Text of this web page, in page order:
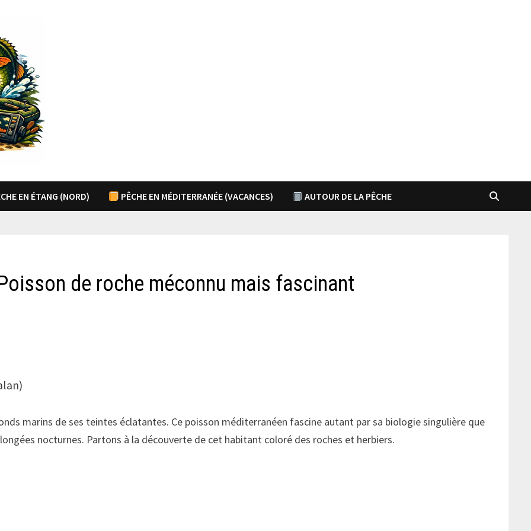
EN ÉTANG (NORD) PÊCHE EN MÉDITERRANÉE (VACANCES) AUTOUR DE LA PÊCHE
de roche méconnu mais fascinant
marins de ses teintes éclatantes. Ce poisson méditerranéen fascine autant par sa biologie singulière que
nocturnes. Partons à la découverte de cet habitant coloré des roches et herbiers.